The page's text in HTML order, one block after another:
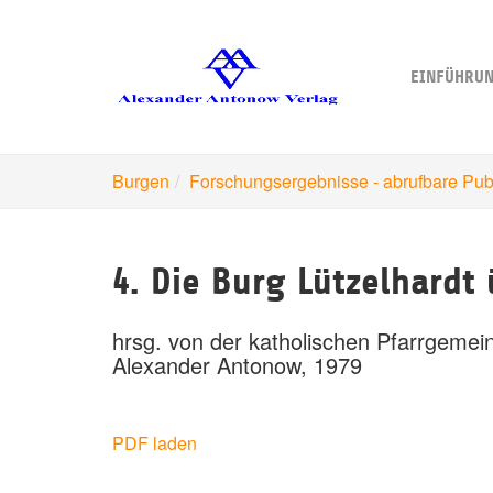
Burgen Forschungsergebnisse - abrufbare
4. Die Burg Lützelhardt
hrsg. von der katholischen
Alexander Antonow, 1979
PDF laden